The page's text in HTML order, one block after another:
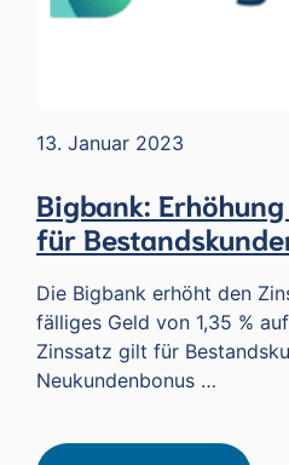
13. Januar 2023
Bigbank:
für
Die Bigbank erhöht den
fälliges Geld von 1,35 %
Zinssatz gilt für
Neukundenbonus …